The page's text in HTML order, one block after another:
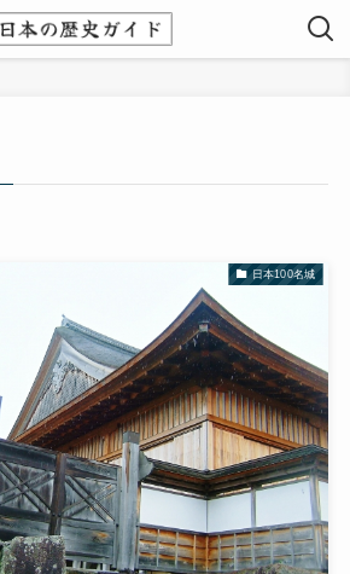
日本100名城